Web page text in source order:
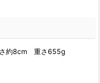
約8cm 重さ655g